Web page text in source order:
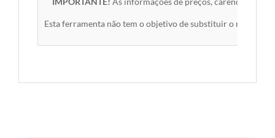
Esta ferramenta não tem o objetivo de substituir o material